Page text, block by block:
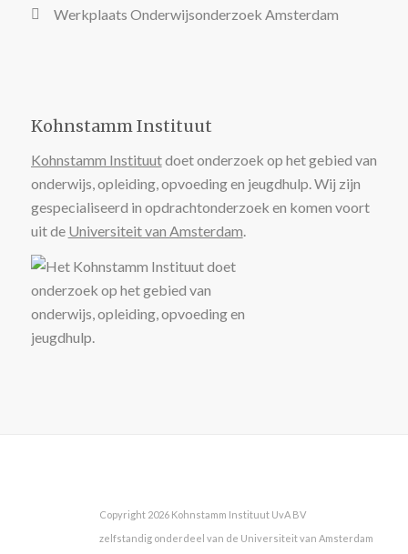
Werkplaats Onderwijsonderzoek Amsterdam
Kohnstamm Instituut
Kohnstamm Instituutdoet onderzoek op het gebied van
onderwijs, opleiding, opvoeding en jeugdhulp. Wij zijn
gespecialiseerd in opdrachtonderzoek en komen voort
uit de Universiteit van Amsterdam
Copyright 2026 Kohnstamm Instituut UvA BV
zelfstandig onderdeel van de Universiteit van Amsterdam